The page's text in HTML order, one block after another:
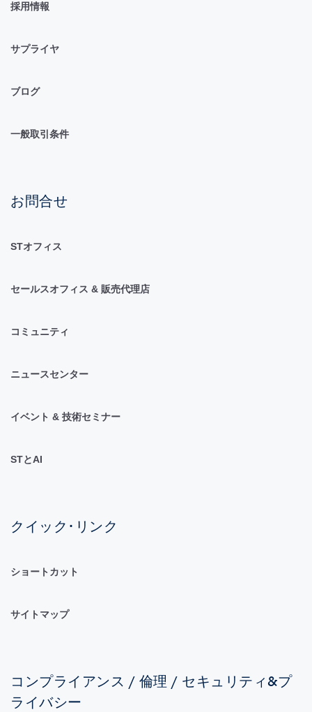
採用情報
サプライヤ
ブログ
一般取引条件
お問合せ
STオフィス
セールスオフィス & 販売代理店
コミュニティ
ニュースセンター
イベント & 技術セミナー
STとAI
クイック･リンク
ショートカット
サイトマップ
コンプライアンス / 倫理 / セキュリティ&プ
ライバシー